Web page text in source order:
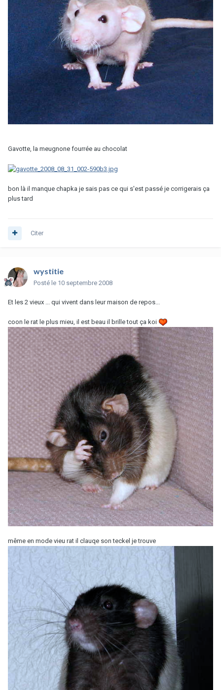
Gavotte, la meugnone fourrée au chocolat
bon là il manque chapka je sais pas ce qui s'est passé je corrigerais ça
plus tard
Citer
wystitie
Posté le 10 septembre 2008
Et les 2 vieux ... qui vivent dans leur maison de repos...
coon le rat le plus mieu, il est beau il brille tout ça koi
même en mode vieu rat il clauqe son teckel je trouve